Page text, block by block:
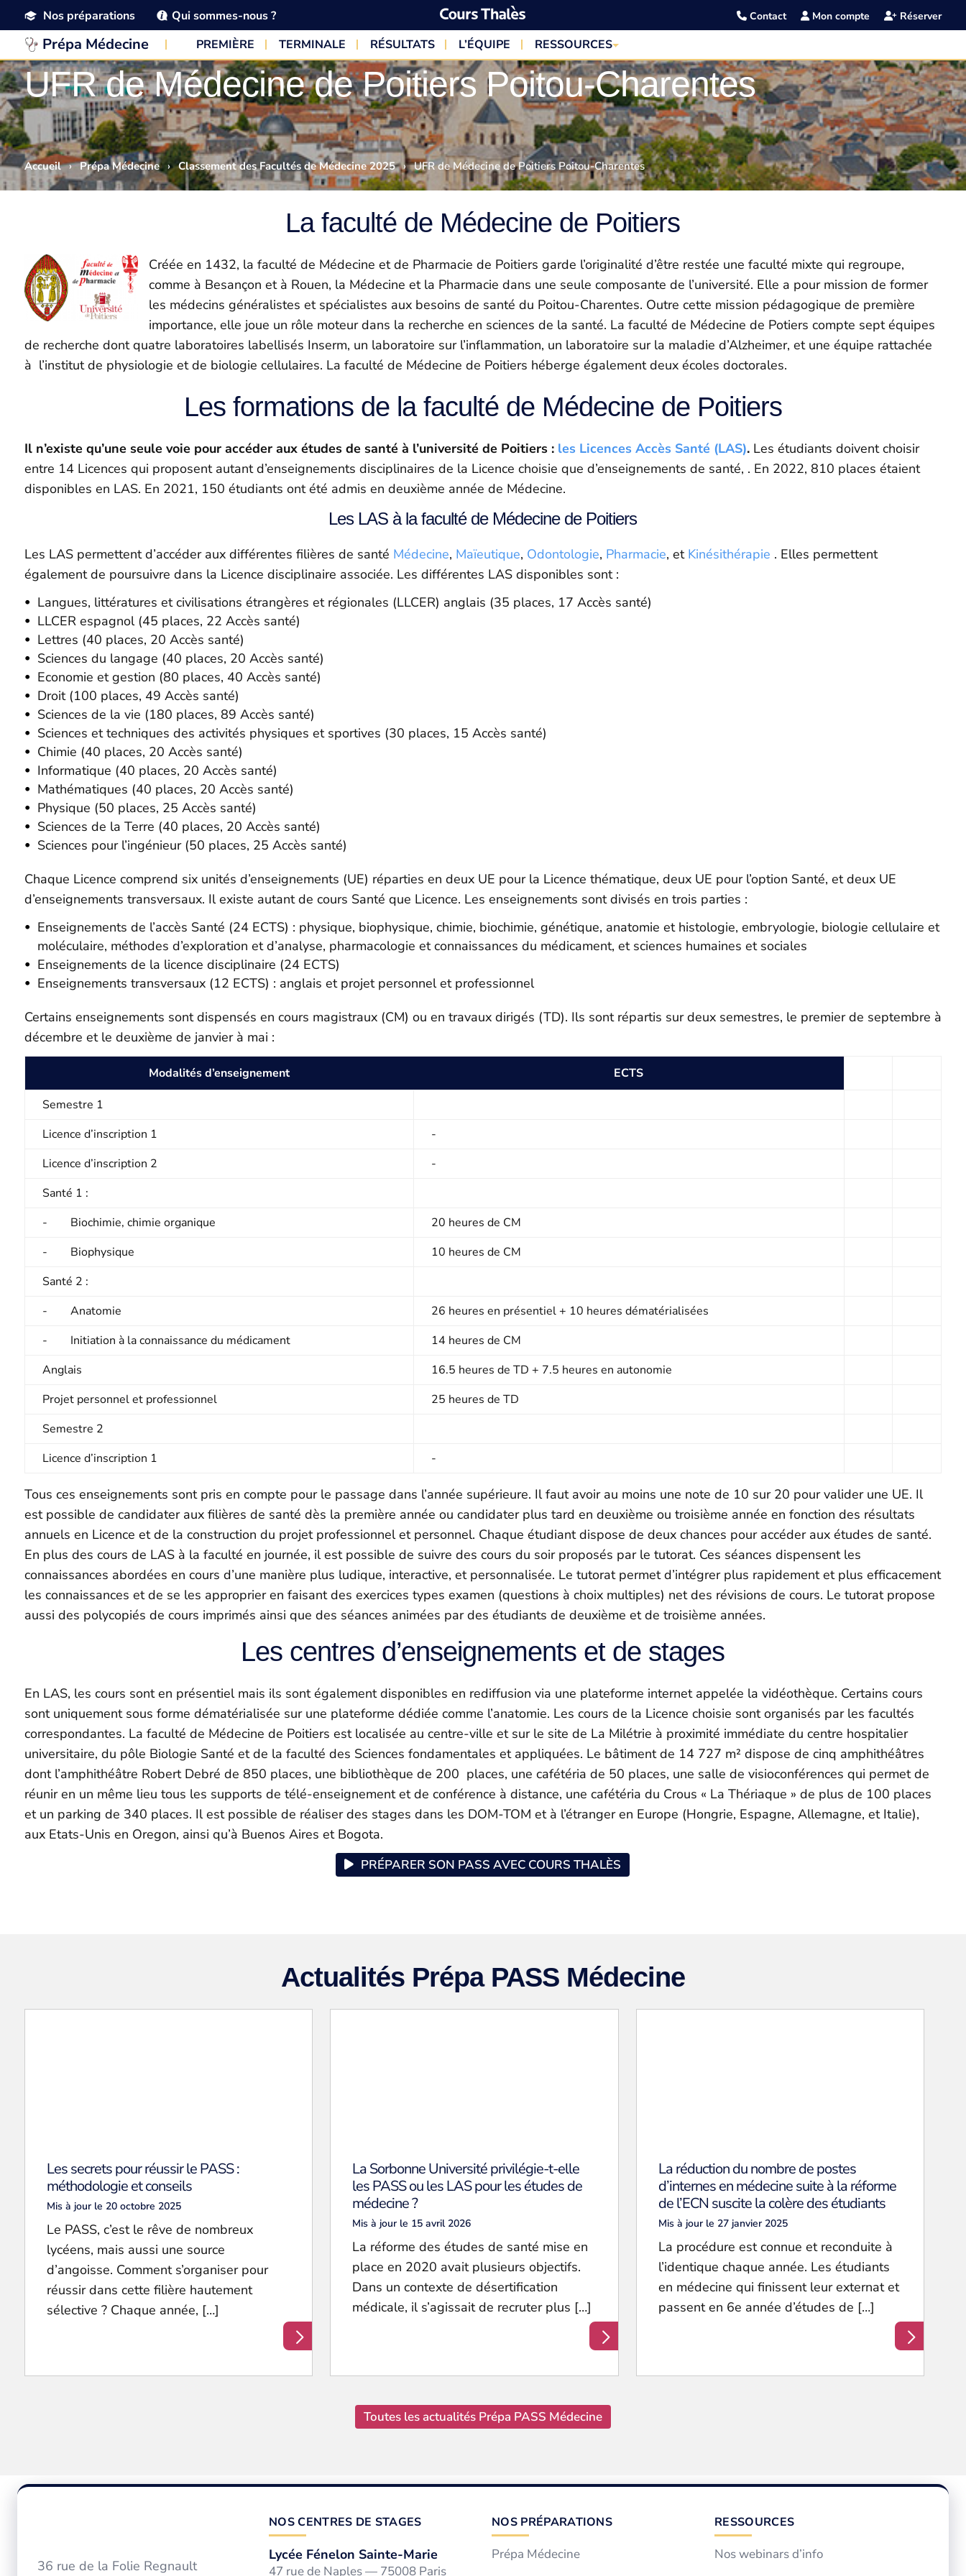
Nos préparations Qui sommes-nous ? Contact Mon compte Réserver
Prépa Médecine PREMIÈRE TERMINALE RÉSULTATS L’ÉQUIPE RESSOURCES
UFR de Médecine de Poitiers Poitou-Charentes
Accueil › Prépa Médecine › Classement des Facultés de Médecine 2025 › UFR de Médecine de Poitiers Poitou-Charentes
La faculté de Médecine de Poitiers
Créée en 1432, la faculté de Médecine et de Pharmacie de Poitiers garde l’originalité d’être restée une faculté mixte qui regroupe,
comme à Besançon et à Rouen, la Médecine et la Pharmacie dans une seule composante de l’université. Elle a pour mission de former
les médecins généralistes et spécialistes aux besoins de santé du Poitou-Charentes. Outre cette mission pédagogique de première
importance, elle joue un rôle moteur dans la recherche en sciences de la santé. La faculté de Médecine de Potiers compte sept équipes
de recherche dont quatre laboratoires labellisés Inserm, un laboratoire sur l’inflammation, un laboratoire sur la maladie d’Alzheimer, et une équipe rattachée
à l’institut de physiologie et de biologie cellulaires. La faculté de Médecine de Poitiers héberge également deux écoles doctorales.
Les formations de la faculté de Médecine de Poitiers
Il n’existe qu’une seule voie pour accéder aux études de santé à l’université de Poitiers : les Licences Accès Santé (LAS). Les étudiants doivent choisir
entre 14 Licences qui proposent autant d’enseignements disciplinaires de la Licence choisie que d’enseignements de santé, . En 2022, 810 places étaient
disponibles en LAS. En 2021, 150 étudiants ont été admis en deuxième année de Médecine.
Les LAS à la faculté de Médecine de Poitiers
Les LAS permettent d’accéder aux différentes filières de santé Médecine, Maïeutique, Odontologie, Pharmacie, et Kinésithérapie . Elles permettent
également de poursuivre dans la Licence disciplinaire associée. Les différentes LAS disponibles sont :
Langues, littératures et civilisations étrangères et régionales (LLCER) anglais (35 places, 17 Accès santé)
LLCER espagnol (45 places, 22 Accès santé)
Lettres (40 places, 20 Accès santé)
Sciences du langage (40 places, 20 Accès santé)
Economie et gestion (80 places, 40 Accès santé)
Droit (100 places, 49 Accès santé)
Sciences de la vie (180 places, 89 Accès santé)
Sciences et techniques des activités physiques et sportives (30 places, 15 Accès santé)
Chimie (40 places, 20 Accès santé)
Informatique (40 places, 20 Accès santé)
Mathématiques (40 places, 20 Accès santé)
Physique (50 places, 25 Accès santé)
Sciences de la Terre (40 places, 20 Accès santé)
Sciences pour l’ingénieur (50 places, 25 Accès santé)
Chaque Licence comprend six unités d’enseignements (UE) réparties en deux UE pour la Licence thématique, deux UE pour l’option Santé, et deux UE
d’enseignements transversaux. Il existe autant de cours Santé que Licence. Les enseignements sont divisés en trois parties :
Enseignements de l’accès Santé (24 ECTS) : physique, biophysique, chimie, biochimie, génétique, anatomie et histologie, embryologie, biologie cellulaire et
moléculaire, méthodes d’exploration et d’analyse, pharmacologie et connaissances du médicament, et sciences humaines et sociales
Enseignements de la licence disciplinaire (24 ECTS)
Enseignements transversaux (12 ECTS) : anglais et projet personnel et professionnel
Certains enseignements sont dispensés en cours magistraux (CM) ou en travaux dirigés (TD). Ils sont répartis sur deux semestres, le premier de septembre à
décembre et le deuxième de janvier à mai :
Modalités d’enseignement
ECTS
Semestre 1
Licence d’inscription 1
-
Licence d’inscription 2
-
Santé 1 :
- Biochimie, chimie organique
20 heures de CM
- Biophysique
10 heures de CM
Santé 2 :
- Anatomie
26 heures en présentiel + 10 heures dématérialisées
- Initiation à la connaissance du médicament
14 heures de CM
Anglais
16.5 heures de TD + 7.5 heures en autonomie
Projet personnel et professionnel
25 heures de TD
Semestre 2
Licence d’inscription 1
-
Tous ces enseignements sont pris en compte pour le passage dans l’année supérieure. Il faut avoir au moins une note de 10 sur 20 pour valider une UE. Il
est possible de candidater aux filières de santé dès la première année ou candidater plus tard en deuxième ou troisième année en fonction des résultats
annuels en Licence et de la construction du projet professionnel et personnel. Chaque étudiant dispose de deux chances pour accéder aux études de santé.
En plus des cours de LAS à la faculté en journée, il est possible de suivre des cours du soir proposés par le tutorat. Ces séances dispensent les
connaissances abordées en cours d’une manière plus ludique, interactive, et personnalisée. Le tutorat permet d’intégrer plus rapidement et plus efficacement
les connaissances et de se les approprier en faisant des exercices types examen (questions à choix multiples) net des révisions de cours. Le tutorat propose
aussi des polycopiés de cours imprimés ainsi que des séances animées par des étudiants de deuxième et de troisième années.
Les centres d’enseignements et de stages
En LAS, les cours sont en présentiel mais ils sont également disponibles en rediffusion via une plateforme internet appelée la vidéothèque. Certains cours
sont uniquement sous forme dématérialisée sur une plateforme dédiée comme l’anatomie. Les cours de la Licence choisie sont organisés par les facultés
correspondantes. La faculté de Médecine de Poitiers est localisée au centre-ville et sur le site de La Milétrie à proximité immédiate du centre hospitalier
universitaire, du pôle Biologie Santé et de la faculté des Sciences fondamentales et appliquées. Le bâtiment de 14 727 m² dispose de cinq amphithéâtres
dont l’amphithéâtre Robert Debré de 850 places, une bibliothèque de 200 places, une cafétéria de 50 places, une salle de visioconférences qui permet de
réunir en un même lieu tous les supports de télé-enseignement et de conférence à distance, une cafétéria du Crous « La Thériaque » de plus de 100 places
et un parking de 340 places. Il est possible de réaliser des stages dans les DOM-TOM et à l’étranger en Europe (Hongrie, Espagne, Allemagne, et Italie),
aux Etats-Unis en Oregon, ainsi qu’à Buenos Aires et Bogota.
PRÉPARER SON PASS AVEC COURS THALÈS
Actualités Prépa PASS Médecine
Les secrets pour réussir le PASS :
méthodologie et conseils
Mis à jour le 20 octobre 2025
Le PASS, c’est le rêve de nombreux
lycéens, mais aussi une source
d’angoisse. Comment s’organiser pour
réussir dans cette filière hautement
sélective ? Chaque année, […]
La Sorbonne Université privilégie-t-elle
les PASS ou les LAS pour les études de
médecine ?
Mis à jour le 15 avril 2026
La réforme des études de santé mise en
place en 2020 avait plusieurs objectifs.
Dans un contexte de désertification
médicale, il s’agissait de recruter plus […]
La réduction du nombre de postes
d’internes en médecine suite à la réforme
de l’ECN suscite la colère des étudiants
Mis à jour le 27 janvier 2025
La procédure est connue et reconduite à
l’identique chaque année. Les étudiants
en médecine qui finissent leur externat et
passent en 6e année d’études de […]
Toutes les actualités Prépa PASS Médecine
36 rue de la Folie Regnault
NOS CENTRES DE STAGES
Lycée Fénelon Sainte-Marie
47 rue de Naples — 75008 Paris
NOS PRÉPARATIONS
Prépa Médecine
RESSOURCES
Nos webinars d’info